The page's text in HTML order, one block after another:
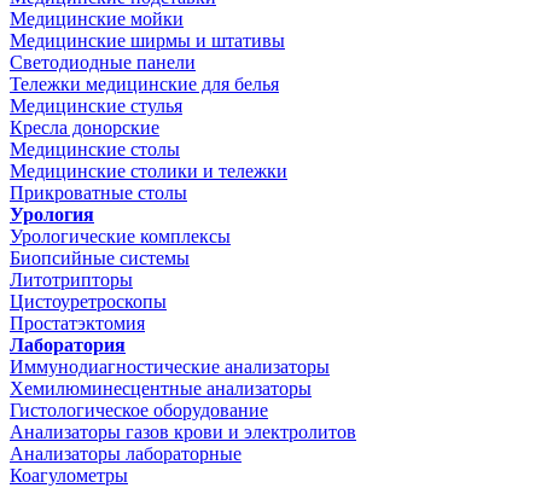
Медицинские мойки
Медицинские ширмы и штативы
Светодиодные панели
Тележки медицинские для белья
Медицинские стулья
Кресла донорские
Медицинские столы
Медицинские столики и тележки
Прикроватные столы
Урология
Урологические комплексы
Биопсийные системы
Литотрипторы
Цистоуретроскопы
Простатэктомия
Лаборатория
Иммунодиагностические анализаторы
Хемилюминесцентные анализаторы
Гистологическое оборудование
Анализаторы газов крови и электролитов
Анализаторы лабораторные
Коагулометры